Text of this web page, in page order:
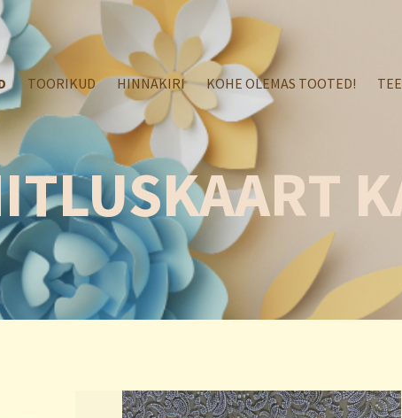
TOORIKUD HINNAKIRI KOHE OLEMAS TOOTED!